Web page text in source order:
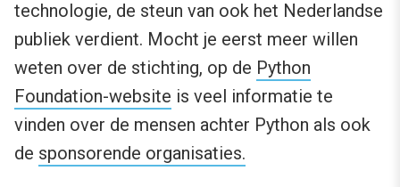
technologie, de steun van ook het Nederlandse
publiek verdient. Mocht je eerst meer willen
weten over de stichting, op de Python
Foundation-website is veel informatie te
vinden over de mensen achter Python als ook
de sponsorende organisaties.